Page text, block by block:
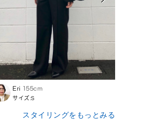
Eri 155cm
サイズ:S
スタイリングをもっとみる